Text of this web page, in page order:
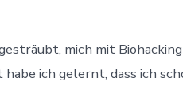
mich mit
ich gelernt, dass ich